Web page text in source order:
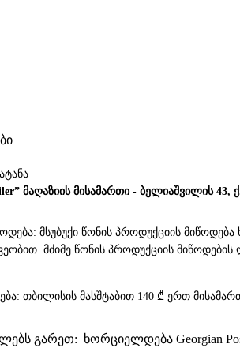
მაღაზიის მისამართი - ბელიაშვილის 43,
მსუბუქი წონის პროდუქციის
მძიმე წონის პროდუქციის
თბილისის მასშტაბით 140 ₾ ერთ
გარეთ: ხორციელდება Georgian